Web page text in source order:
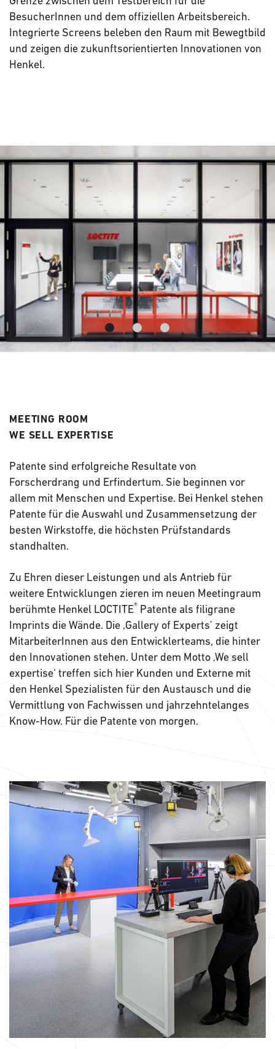
BesucherInnen und dem offiziellen Arbeitsbereich.
Integrierte Screens beleben den Raum mit Bewegtbild
und zeigen die zukunftsorientierten Innovationen von
Henkel.
MEETING ROOM
WE SELL EXPERTISE
Patente sind erfolgreiche Resultate von
Forscherdrang und Erfindertum. Sie beginnen vor
allem mit Menschen und Expertise. Bei Henkel stehen
Patente für die Auswahl und Zusammensetzung der
besten Wirkstoffe, die höchsten Prüfstandards
standhalten.
Zu Ehren dieser Leistungen und als Antrieb für
weitere Entwicklungen zieren im neuen Meetingraum
berühmte Henkel LOCTITE® Patente als filigrane
Imprints die Wände. Die ‚Gallery of Experts’ zeigt
MitarbeiterInnen aus den Entwicklerteams, die hinter
den Innovationen stehen. Unter dem Motto ‚We sell
expertise‘ treffen sich hier Kunden und Externe mit
den Henkel Spezialisten für den Austausch und die
Vermittlung von Fachwissen und jahrzehntelanges
Know-How. Für die Patente von morgen.